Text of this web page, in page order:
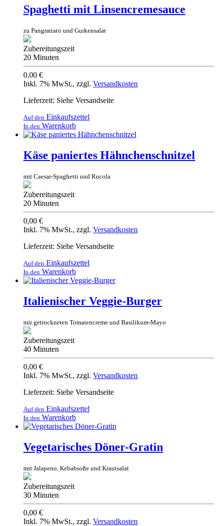
Spaghetti mit Linsencremesauce
zu Pangrattato und Gurkensalat
Zubereitungszeit
20 Minuten
0,00 €
Inkl. 7% MwSt., zzgl. Versandkosten
Lieferzeit: Siehe Versandseite
Auf den Einkaufszettel
In den Warenkorb
Käse paniertes Hähnchenschnitzel
mit Caesar-Spaghetti und Rucola
Zubereitungszeit
20 Minuten
0,00 €
Inkl. 7% MwSt., zzgl. Versandkosten
Lieferzeit: Siehe Versandseite
Auf den Einkaufszettel
In den Warenkorb
Italienischer Veggie-Burger
mit getrockneten Tomatencreme und Basilikum-Mayo
Zubereitungszeit
40 Minuten
0,00 €
Inkl. 7% MwSt., zzgl. Versandkosten
Lieferzeit: Siehe Versandseite
Auf den Einkaufszettel
In den Warenkorb
Vegetarisches Döner-Gratin
mit Jalapeno, Kebabsoße und Krautsalat
Zubereitungszeit
30 Minuten
0,00 €
Inkl. 7% MwSt., zzgl. Versandkosten